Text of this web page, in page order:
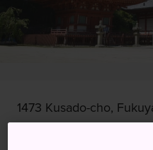
1473 Kusado-cho,